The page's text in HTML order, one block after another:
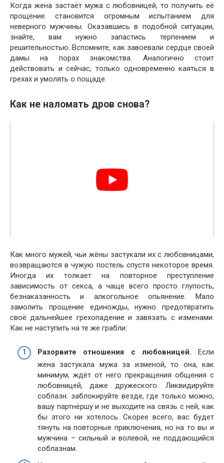
Когда жена застаёт мужа с любовницей, то получить её
прощение становится огромным испытанием для
неверного мужчины. Оказавшись в подобной ситуации,
знайте, вам нужно запастись терпением и
решительностью. Вспомните, как завоевали сердце своей
дамы на порах знакомства. Аналогично стоит
действовать и сейчас, только одновременно каяться в
грехах и умолять о пощаде.
Как не наломать дров снова?
Как много мужей, чьи жёны застукали их с любовницами,
возвращаются в чужую постель спустя некоторое время.
Иногда их толкает на повторное преступление
зависимость от секса, а чаще всего просто глупость,
безнаказанность и алкогольное опьянение. Мало
замолить прощение единожды, нужно предотвратить
своё дальнейшее грехопадение и завязать с изменами.
Как не наступить на те же грабли:
Разорвите отношения с любовницей. Если
жена застукала мужа за изменой, то она, как
минимум, ждёт от него прекращения общения с
любовницей, даже дружеского. Ликвидируйте
соблазн: заблокируйте везде, где только можно,
вашу партнёршу и не выходите на связь с ней, как
бы этого ни хотелось. Скорее всего, вас будет
тянуть на повторные приключения, но на то вы и
мужчина – сильный и волевой, не поддающийся
соблазнам.